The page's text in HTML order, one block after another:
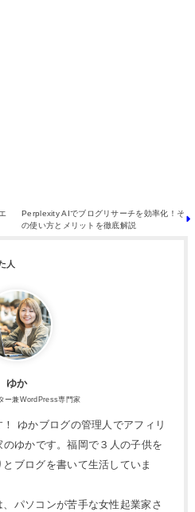
Perplexity AIでブログリサーチを効率化！そ
の使い方とメリットを徹底解説
ゆか
ー兼WordPress専門家
ゆかブログの管理人でアフィリ
ゆかです。福岡で３人の子供を
ブログを書いて生活していま
パソコンが苦手な女性起業家さ